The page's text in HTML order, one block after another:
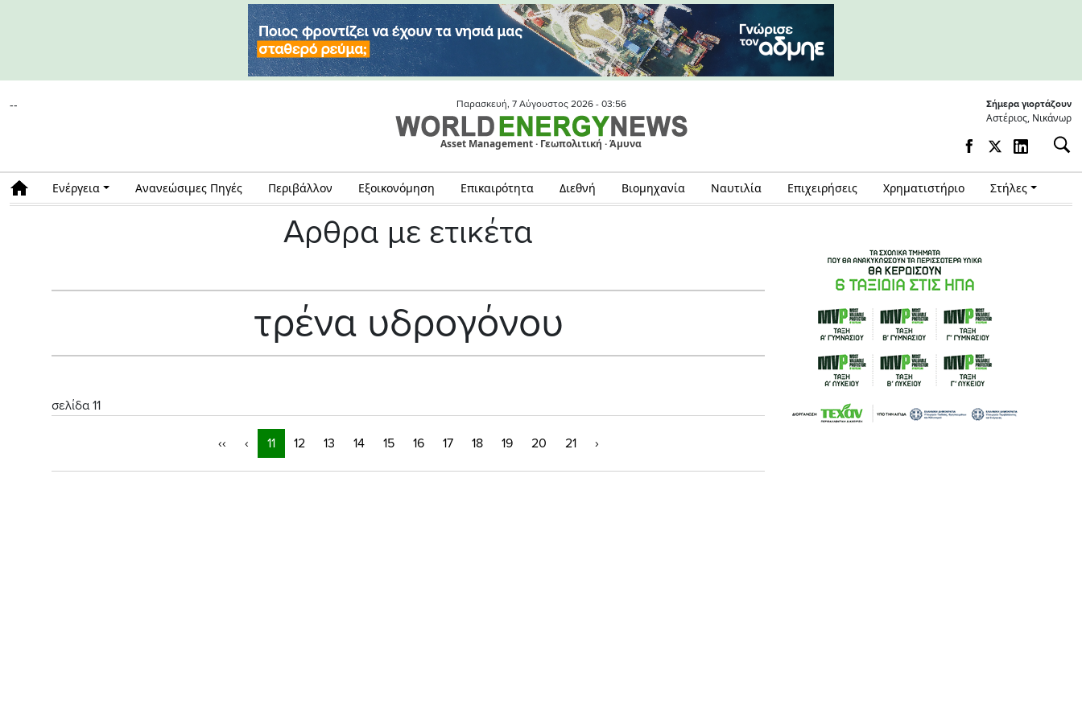
-- Παρασκευή, 7 Αύγουστος 2026 - 03:56
Asset Management · Γεωπολιτική · Άμυνα
Σήμερα γιορτάζουν
Αστέριος, Νικάνωρ
Ενέργεια Ανανεώσιμες Πηγές Περιβάλλον Εξοικονόμηση Επικαιρότητα Διεθνή Βιομηχανία Ναυτιλία Επιχειρήσεις Χρηματιστήριο Στήλες
Αρθρα με ετικέτα
τρένα υδρογόνου
σελίδα 11
‹‹ ‹ 11 12 13 14 15 16 17 18 19 20 21 ›